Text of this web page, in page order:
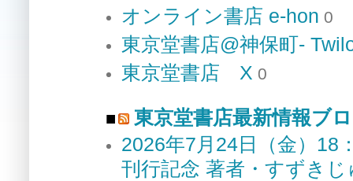
オンライン書店 e-hon 0
東京堂書店@神保町-
東京堂書店 X 0
東京堂書店最新情報ブ
2026年7月24日（金）18
刊行記念 著者・すずき